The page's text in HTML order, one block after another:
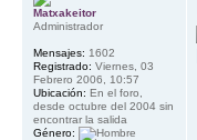
Matxakeitor
Administrador
Mensajes: 1602
Registrado: Viernes, 03
Febrero 2006, 10:57
Ubicación: En el foro,
desde octubre del 2004 sin
encontrar la salida
Género: